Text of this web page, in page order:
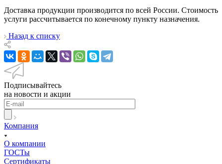
Доставка продукции производится по всей России. Стоимость
услуги рассчитывается по конечному пункту назначения.
Назад к списку
Подписывайтесь
на новости и акции
Компания
О компании
ГОСТы
Сертификаты